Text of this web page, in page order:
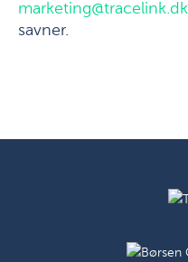
marketing@tracelink.dk
savner.